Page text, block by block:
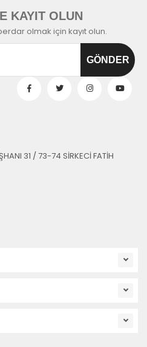
KAYIT OLUN
olmak için kayıt olun.
31 / 73-74 SİRKECİ FATİH